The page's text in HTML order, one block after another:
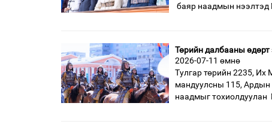
баяр наадмын
Төрийн далбааны
2026-07-11 өмнө
Тулгар төрийн 2235, Их
мандуулсны 115, Ардын
наадмыг